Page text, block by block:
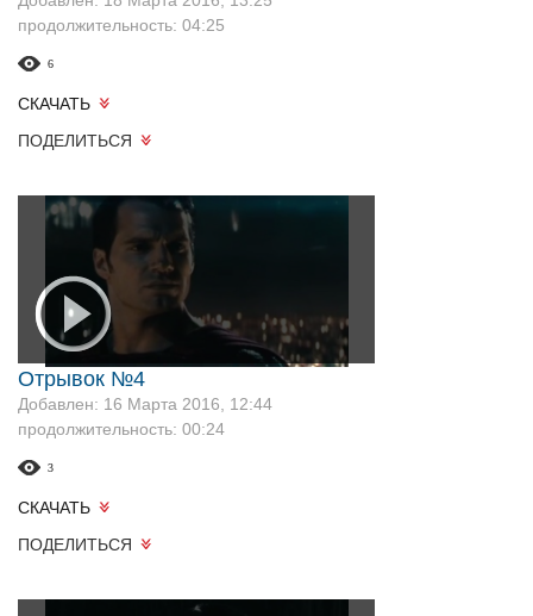
продолжительность: 04:25
6
СКАЧАТЬ
ПОДЕЛИТЬСЯ
Отрывок №4
Добавлен: 16 Марта 2016, 12:44
продолжительность: 00:24
3
СКАЧАТЬ
ПОДЕЛИТЬСЯ